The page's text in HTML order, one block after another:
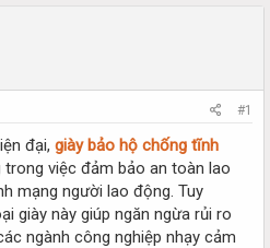
#1
đại, giày bảo hộ chống tĩnh
việc đảm bảo an toàn lao
mạng người lao động. Tuy
giày này giúp ngăn ngừa rủi ro
ngành công nghiệp nhạy cảm